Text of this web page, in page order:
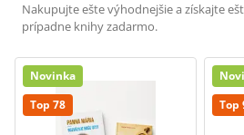
Nakupujte ešte výhodnejšie a získajte
prípadne knihy zadarmo.
Novinka
Top 78
Top